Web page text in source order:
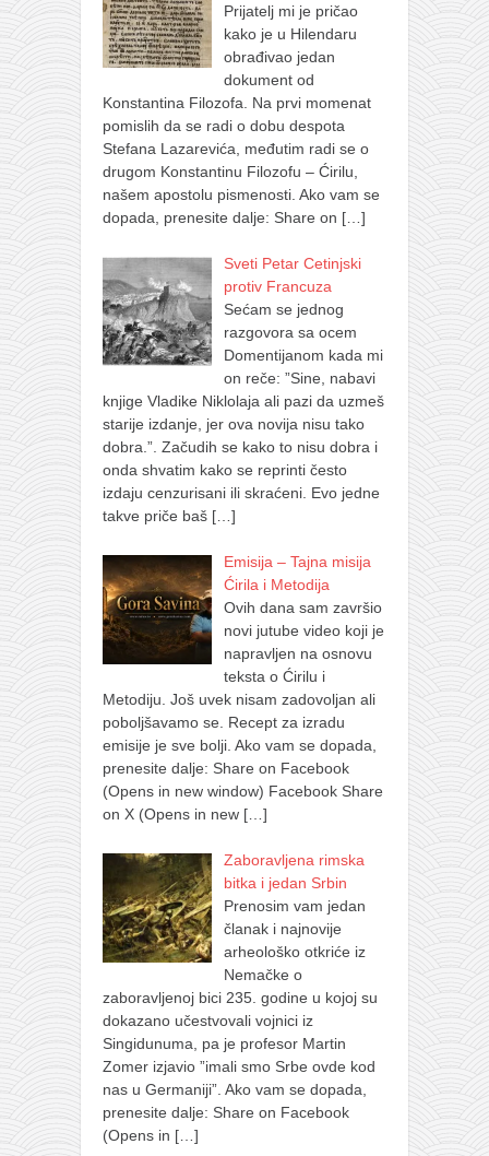
Prijatelj mi je pričao
kako je u Hilendaru
obrađivao jedan
dokument od
Konstantina Filozofa. Na prvi momenat
pomislih da se radi o dobu despota
Stefana Lazarevića, međutim radi se o
drugom Konstantinu Filozofu – Ćirilu,
našem apostolu pismenosti. Ako vam se
dopada, prenesite dalje: Share on […]
Sveti Petar Cetinjski
protiv Francuza
Sećam se jednog
razgovora sa ocem
Domentijanom kada mi
on reče: ”Sine, nabavi
knjige Vladike Niklolaja ali pazi da uzmeš
starije izdanje, jer ova novija nisu tako
dobra.”. Začudih se kako to nisu dobra i
onda shvatim kako se reprinti često
izdaju cenzurisani ili skraćeni. Evo jedne
takve priče baš […]
Emisija – Tajna misija
Ćirila i Metodija
Ovih dana sam završio
novi jutube video koji je
napravljen na osnovu
teksta o Ćirilu i
Metodiju. Još uvek nisam zadovoljan ali
poboljšavamo se. Recept za izradu
emisije je sve bolji. Ako vam se dopada,
prenesite dalje: Share on Facebook
(Opens in new window) Facebook Share
on X (Opens in new […]
Zaboravljena rimska
bitka i jedan Srbin
Prenosim vam jedan
članak i najnovije
arheološko otkriće iz
Nemačke o
zaboravljenoj bici 235. godine u kojoj su
dokazano učestvovali vojnici iz
Singidunuma, pa je profesor Martin
Zomer izjavio ”imali smo Srbe ovde kod
nas u Germaniji”. Ako vam se dopada,
prenesite dalje: Share on Facebook
(Opens in […]